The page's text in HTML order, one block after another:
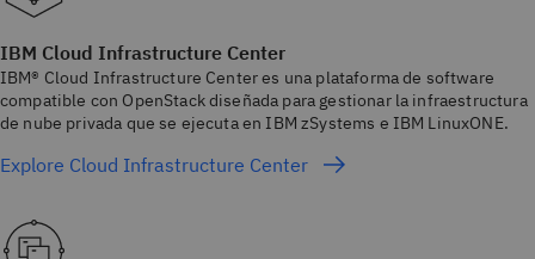
IBM Cloud Infrastructure Center
IBM® Cloud Infrastructure Center es una plataforma de software
compatible con OpenStack diseñada para gestionar la infraestructura
de nube privada que se ejecuta en IBM zSystems e IBM LinuxONE.
Explore Cloud Infrastructure Center